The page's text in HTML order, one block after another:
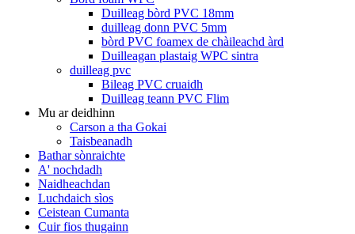
Duilleag bòrd PVC 18mm
duilleag donn PVC 5mm
bòrd PVC foamex de chàileachd àrd
Duilleagan plastaig WPC sintra
duilleag pvc
Bileag PVC cruaidh
Duilleag teann PVC Flim
Mu ar deidhinn
Carson a tha Gokai
Taisbeanadh
Bathar sònraichte
A' nochdadh
Naidheachdan
Luchdaich sìos
Ceistean Cumanta
Cuir fios thugainn